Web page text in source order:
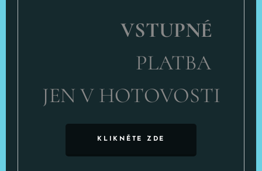
VSTUPNÉ
PLATBA
JEN V HOTOVOSTI
KLIKNĚTE ZDE